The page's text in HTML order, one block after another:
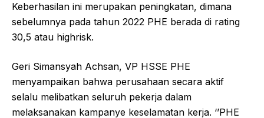
Keberhasilan ini merupakan peningkatan, dimana
sebelumnya pada tahun 2022 PHE berada di rating
30,5 atau highrisk.
Geri Simansyah Achsan, VP HSSE PHE
menyampaikan bahwa perusahaan secara aktif
selalu melibatkan seluruh pekerja dalam
melaksanakan kampanye keselamatan kerja. ‘’PHE